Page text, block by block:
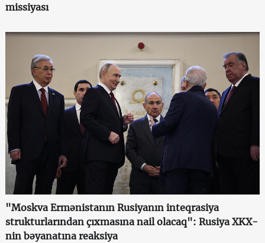
missiyası
"Moskva Ermənistanın Rusiyanın inteqrasiya
strukturlarından çıxmasına nail olacaq": Rusiya XKX-
nin bəyanatına reaksiya